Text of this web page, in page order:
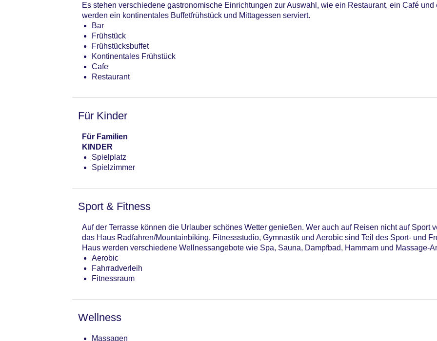
Gesamtanzahl der Zimmer: 72
Zahlungsarten: American Express, Mastercard, Visa
Landeskategorie: 4 Sterne
Es stehen verschiedene gastronomische Einrichtungen zur Auswahl, wie ein Restaurant, ein Café und
werden ein kontinentales Buffetfrühstück und Mittagessen serviert.
Bar
Frühstück
Frühstücksbuffet
Kontinentales Frühstück
Cafe
Restaurant
Für Kinder
Für Familien
KINDER
Spielplatz
Spielzimmer
Sport & Fitness
Auf der Terrasse können die Urlauber schönes Wetter genießen. Wer auch auf Reisen nicht auf Sport
das Haus Radfahren/Mountainbiking. Fitnessstudio, Gymnastik und Aerobic sind Teil des Sport- und
Haus werden verschiedene Wellnessangebote wie Spa, Sauna, Dampfbad, Hammam und Massage-
Aerobic
Fahrradverleih
Fitnessraum
Wellness
Massagen